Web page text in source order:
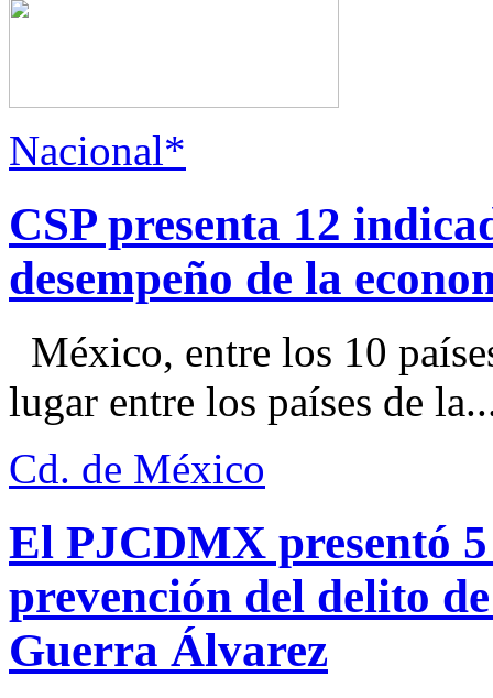
Nacional*
CSP presenta 12
desempeño de la
México, entre los 10
lugar entre los países de
Cd. de México
El PJCDMX presentó
prevención del delito
Guerra Álvarez